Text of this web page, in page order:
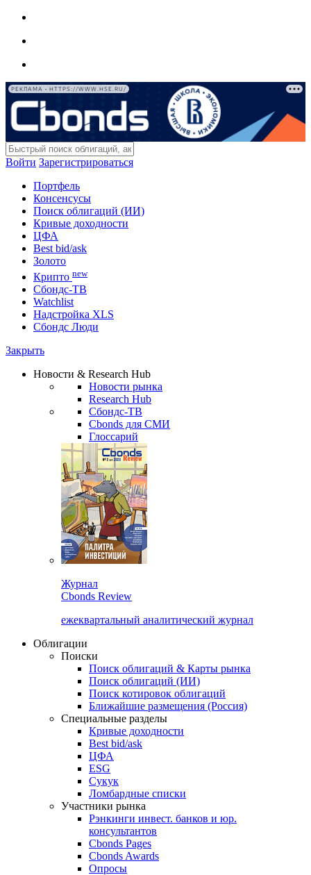
РЕКЛАМА • HTTPS://WWW.HSE.RU/
Войти Зарегистрироваться
Портфель
Консенсусы
Поиск облигаций (ИИ)
Кривые доходности
ЦФА
Best bid/ask
Золото
Крипто new
Сбондс-ТВ
Watchlist
Надстройка XLS
Сбондс Люди
Закрыть
Новости & Research Hub
Новости рынка
Research Hub
Сбондс-ТВ
Cbonds для СМИ
Глоссарий
Журнал
Cbonds Review
ежеквартальный аналитический журнал
Облигации
Поиски
Поиск облигаций & Карты рынка
Поиск облигаций (ИИ)
Поиск котировок облигаций
Ближайшие размещения (Россия)
Специальные разделы
Кривые доходности
Best bid/ask
ЦФА
ESG
Сукук
Ломбардные списки
Участники рынка
Рэнкинги инвест. банков и юр.
консультантов
Cbonds Pages
Cbonds Awards
Опросы